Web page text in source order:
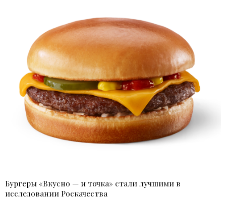
Бургеры «Вкусно — и точка» стали лучшими в
исследовании Роскачества